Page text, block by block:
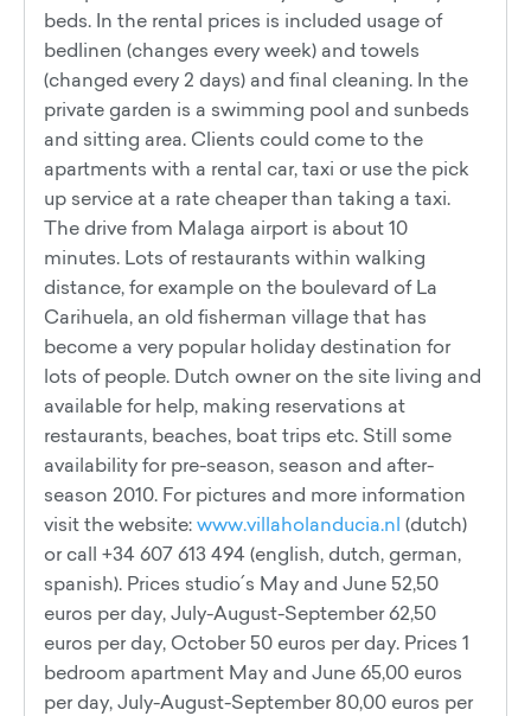
beds. In the rental prices is included usage of
bedlinen (changes every week) and towels
(changed every 2 days) and final cleaning. In the
private garden is a swimming pool and sunbeds
and sitting area. Clients could come to the
apartments with a rental car, taxi or use the pick
up service at a rate cheaper than taking a taxi.
The drive from Malaga airport is about 10
minutes. Lots of restaurants within walking
distance, for example on the boulevard of La
Carihuela, an old fisherman village that has
become a very popular holiday destination for
lots of people. Dutch owner on the site living and
available for help, making reservations at
restaurants, beaches, boat trips etc. Still some
availability for pre-season, season and after-
season 2010. For pictures and more information
visit the website:www.villaholanducia.nl (dutch)
or call +34 607 613 494 (english, dutch, german,
spanish). Prices studio´s May and June 52,50
euros per day, July-August-September 62,50
euros per day, October 50 euros per day. Prices 1
bedroom apartment May and June 65,00 euros
per day, July-August-September 80,00 euros per